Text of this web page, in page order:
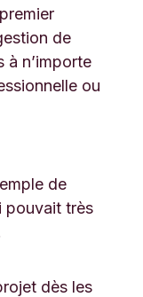
de
n’importe
ou
de
pouvait très
dès les